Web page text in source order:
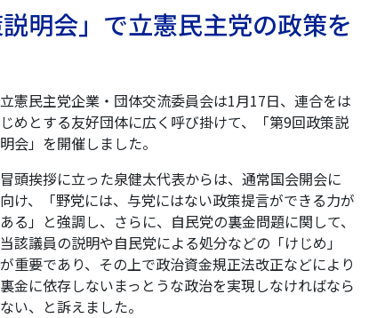
明会」で立憲民主党の政策を
立憲民主党企業・団体交流委員会は1月17日、連合をは
じめとする友好団体に広く呼び掛けて、「第9回政策説
明会」を開催しました。
冒頭挨拶に立った泉健太代表からは、通常国会開会に
向け、「野党には、与党にはない政策提言ができる力が
ある」と強調し、さらに、自民党の裏金問題に関して、
当該議員の説明や自民党による処分などの「けじめ」
が重要であり、その上で政治資金規正法改正などにより
裏金に依存しないまっとうな政治を実現しなければなら
ない、と訴えました。